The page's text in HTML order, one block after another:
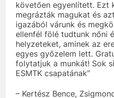
követően egyenlített. Ezt
megrázták magukat és
igazából várunk és
ellenfél fölé tudtunk nőni
helyzeteket, aminek az
egyes győzelem lett.
folytatjuk a munkát! Sok
ESMTK csapatának”
– Kertész Bence,